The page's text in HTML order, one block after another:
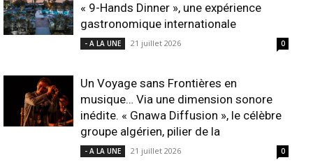
« 9-Hands Dinner », une expérience
gastronomique internationale
- A LA UNE 21 juillet 2026 0
Un Voyage sans Frontières en
musique… Via une dimension sonore
inédite. « Gnawa Diffusion », le célèbre
groupe algérien, pilier de la
- A LA UNE 21 juillet 2026 0